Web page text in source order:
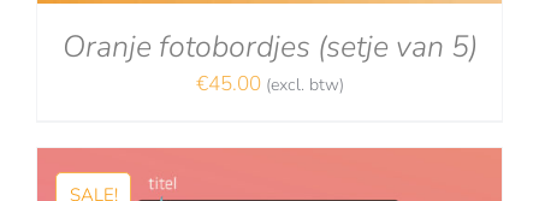
Oranje fotobordjes (setje van 5)
€45.00 (excl. btw)
SALE!